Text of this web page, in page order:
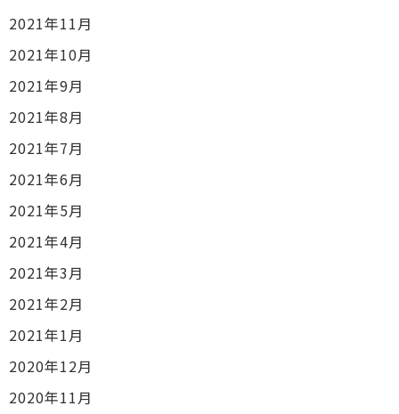
2021年11月
2021年10月
2021年9月
2021年8月
2021年7月
2021年6月
2021年5月
2021年4月
2021年3月
2021年2月
2021年1月
2020年12月
2020年11月